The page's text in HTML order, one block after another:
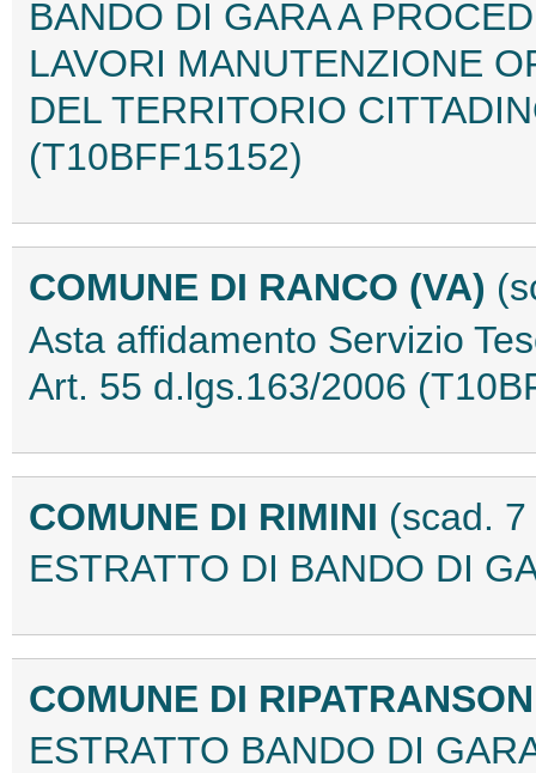
BANDO DI GARA A
LAVORI MANUTENZIONE
DEL TERRITORIO
(T10BFF15152)
COMUNE DI RANCO (VA)
Asta affidamento Servizio
Art. 55 d.lgs.163/2006
COMUNE DI RIMINI (scad.
ESTRATTO DI BANDO DI
COMUNE DI
ESTRATTO BANDO DI